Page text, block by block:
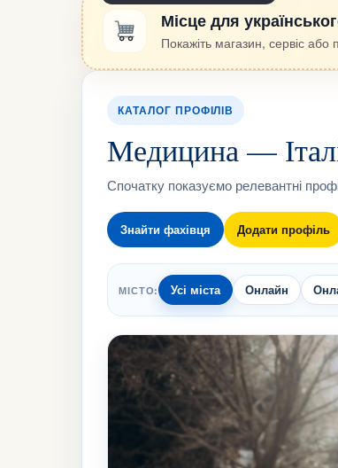
Місце для
Покажіть магазин, сервіс
КАТАЛОГ ПРОФІЛІВ
Медицина —
Спочатку показуємо релевантні
Знайти фахівця Додати профіль
МІСТО: Усі міста Онлайн